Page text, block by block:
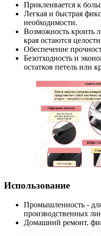
Приклеивается к
Легкая и быстрая
необходимости.
Возможность кроить
края остаются
Обеспечение
Безотходность и
остатков петель или
Использование
Промышленность -
производственных
Домашний ремонт,